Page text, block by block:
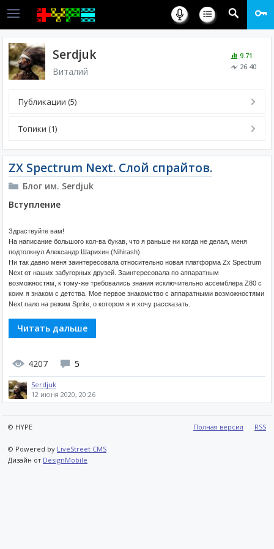
9.71
26.40
Serdjuk
Виталий
Публикации (5)
Топики (1)
ZX Spectrum Next. Слой спрайтов.
Блог им. Serdjuk
Вступление
Здраствуйте вам!
На написание большого кол-ва букав, что я раньше ни когда не делал, меня
подтолкнул Александр Шарихин (Nihirash).
Ни так давно меня заинтересовала относительно новая платформа Zx Spectrum
Next от наших забугорных друзей. Заинтересовала по аппаратным
возможностям, к тому-же требовались знания исключительно ассемблера Z80 с
коим я знаком с детства. Мое первое знакомство с аппаратными возможностями
Next пало на режим Sprite, о котором я и хочу рассказать.
Читать дальше
4207 5
Serdjuk
12 июня 2020, 20:26
Полная версия RSS
© HYPE
© Powered by LiveStreet CMS
Дизайн от DesignMobile